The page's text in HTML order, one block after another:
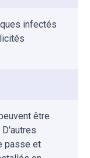
infectés
être
passe et